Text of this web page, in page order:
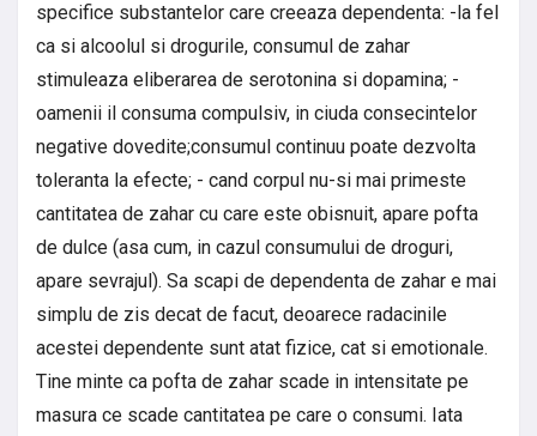
specifice substantelor care creeaza dependenta: -la fel
ca si alcoolul si drogurile, consumul de zahar
stimuleaza eliberarea de serotonina si dopamina; -
oamenii il consuma compulsiv, in ciuda consecintelor
negative dovedite;consumul continuu poate dezvolta
toleranta la efecte; - cand corpul nu-si mai primeste
cantitatea de zahar cu care este obisnuit, apare pofta
de dulce (asa cum, in cazul consumului de droguri,
apare sevrajul). Sa scapi de dependenta de zahar e mai
simplu de zis decat de facut, deoarece radacinile
acestei dependente sunt atat fizice, cat si emotionale.
Tine minte ca pofta de zahar scade in intensitate pe
masura ce scade cantitatea pe care o consumi. Iata